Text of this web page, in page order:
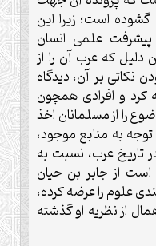
است؛ زيرا اين
علمى انسان
كه عرب آن را از
نكاتى بر آن، ديدگاه
كرد و افرادى همچون
را از مسلمانان اخذ
توجه به منابع موجود،
تاريخ عرب، نسبت به
از جابر بن حيان
بندى علوم را عرضه كرده،
از نظريه او گذشته